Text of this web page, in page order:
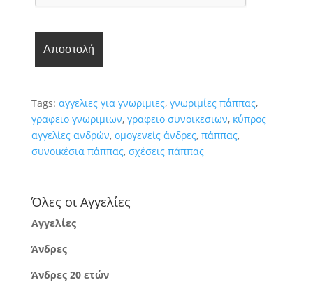
Tags: αγγελιες για γνωριμιες, γνωριμίες πάππας,
γραφειο γνωριμιων, γραφειο συνοικεσιων, κύπρος
αγγελίες ανδρών, ομογενείς άνδρες, πάππας,
συνοικέσια πάππας, σχέσεις πάππας
Όλες οι Αγγελίες
Αγγελίες
Άνδρες
Άνδρες 20 ετών